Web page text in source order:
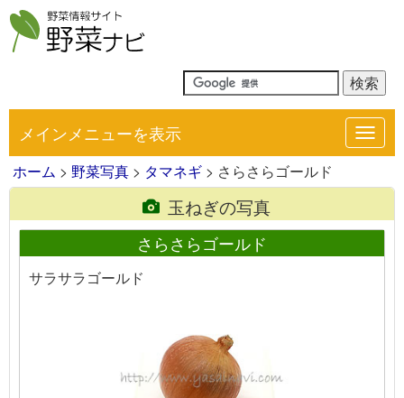
メインメニューを表示
ホーム > 野菜写真 > タマネギ > さらさらゴールド
玉ねぎの写真
さらさらゴールド
サラサラゴールド